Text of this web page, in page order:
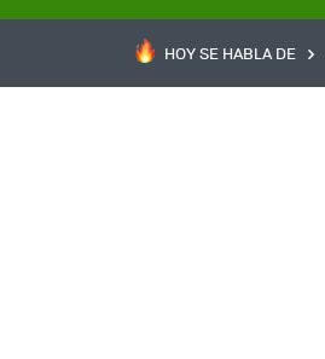
HOY SE HABLA DE